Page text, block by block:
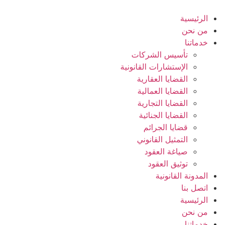
content
الرئيسية
من نحن
خدماتنا
تأسيس الشركات
الإستشارات القانونية
القضايا العقارية
القضايا العمالية
القضايا التجارية
القضايا الجنائية
قضايا الجرائم
التمثيل القانوني
صياغة العقود
توثيق العقود
المدونة القانونية
اتصل بنا
الرئيسية
من نحن